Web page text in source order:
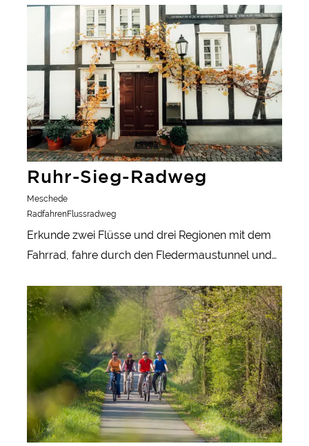
Ruhr-Sieg-Radweg
Meschede
RadfahrenFlussradweg
Erkunde zwei Flüsse und drei Regionen mit dem
Fahrrad, fahre durch den Fledermaustunnel und
mehr erfahren
mehr erfahren